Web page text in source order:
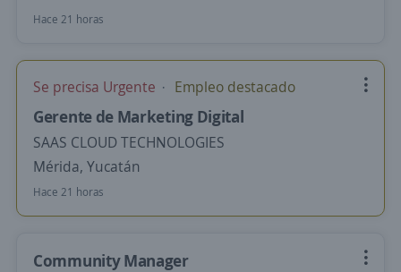
Hace 21 horas
Se precisa Urgente Empleo destacado
Gerente de Marketing Digital
SAAS CLOUD TECHNOLOGIES
Mérida, Yucatán
Hace 21 horas
Community Manager